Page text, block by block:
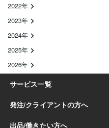
2022年
2023年
2024年
2025年
2026年